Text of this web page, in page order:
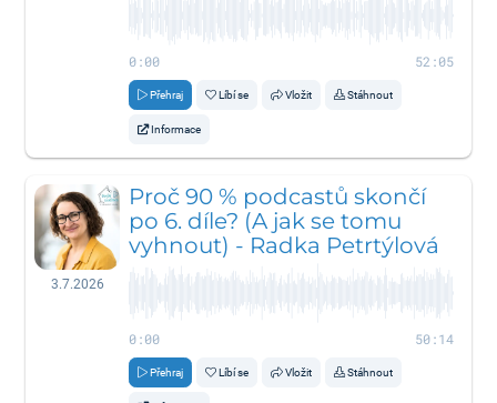
0:00 52:05
Přehraj Líbí se Vložit Stáhnout
Informace
3.7.2026
Proč 90 % podcastů skončí
po 6. díle? (A jak se tomu
vyhnout) - Radka Petrtýlová
0:00 50:14
Přehraj Líbí se Vložit Stáhnout